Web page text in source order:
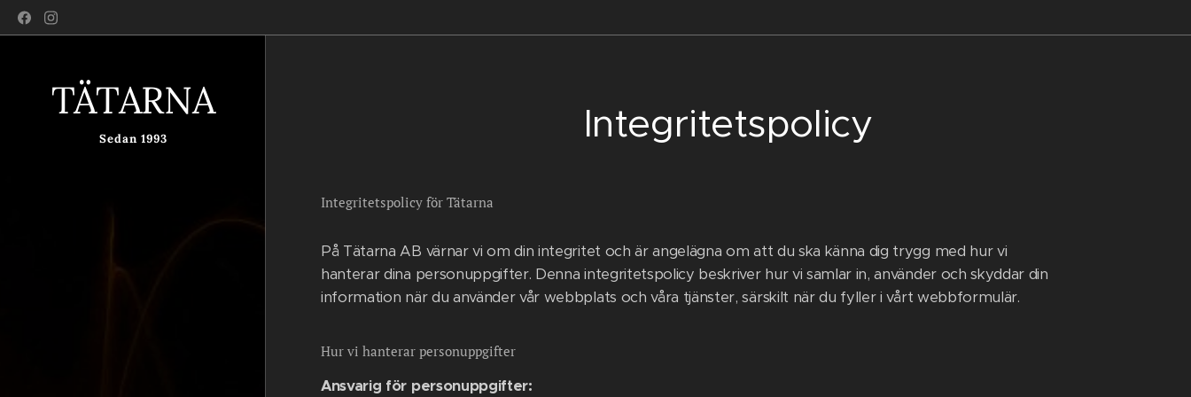
TÄTARNA
Sedan 1993 Integritetspolicy
Integritetspolicy för Tätarna
På Tätarna AB värnar vi om din integritet och är angelägna om att du ska känna dig trygg med hur vi
hanterar dina personuppgifter. Denna integritetspolicy beskriver hur vi samlar in, använder och skyddar din
information när du använder vår webbplats och våra tjänster, särskilt när du fyller i vårt webbformulär.
Hur vi hanterar personuppgifter
Ansvarig för personuppgifter: